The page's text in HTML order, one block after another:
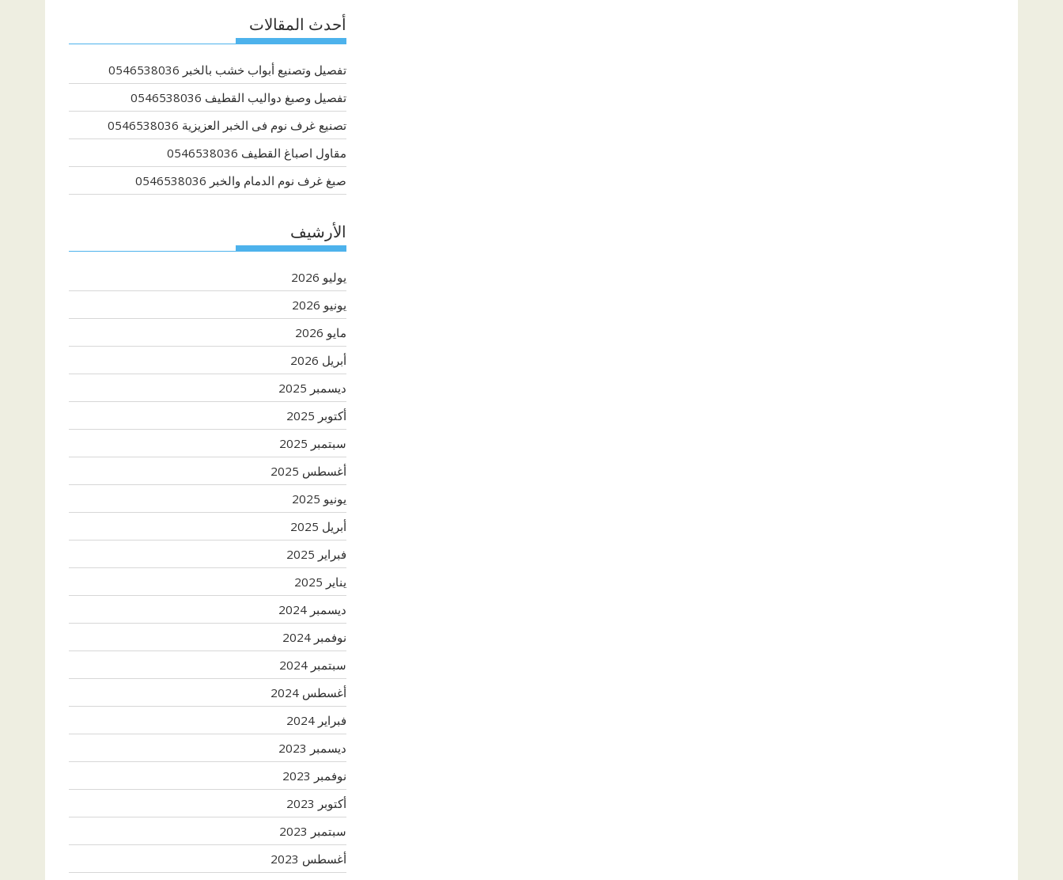
أحدث المقالات
تفصيل وتصنيع أبواب خشب بالخبر 0546538036
تفصيل وصبغ دواليب القطيف 0546538036
تصنيع غرف نوم فى الخبر العزيزية 0546538036
مقاول اصباغ القطيف 0546538036
صبغ غرف نوم الدمام والخبر 0546538036
الأرشيف
يوليو 2026
يونيو 2026
مايو 2026
أبريل 2026
ديسمبر 2025
أكتوبر 2025
سبتمبر 2025
أغسطس 2025
يونيو 2025
أبريل 2025
فبراير 2025
يناير 2025
ديسمبر 2024
نوفمبر 2024
سبتمبر 2024
أغسطس 2024
فبراير 2024
ديسمبر 2023
نوفمبر 2023
أكتوبر 2023
سبتمبر 2023
أغسطس 2023